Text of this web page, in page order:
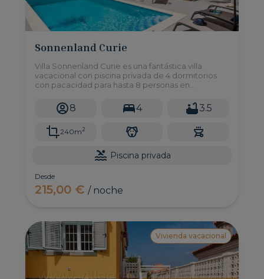
Sonnenland Curie
Villa Sonnenland Curie es una fantástica villa
vacacional con piscina privada de 4 dormitorios
con pacacidad para hasta 8 personas en
8 4 3.5
240m2
Piscina privada
Desde
215,00 €/ noche
Vivienda vacacional